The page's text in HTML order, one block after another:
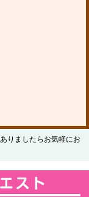
りましたらお気軽にお